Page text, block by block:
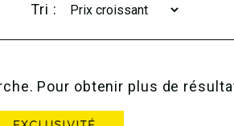
Tri :
Pour obtenir plus de